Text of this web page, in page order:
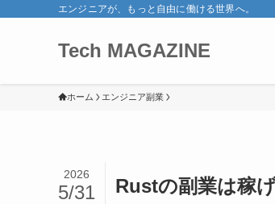
エンジニアが、もっと自由に働ける世界へ。
Tech MAGAZINE
ホーム エンジニア副業
Rustの副業は稼
2026
5/31